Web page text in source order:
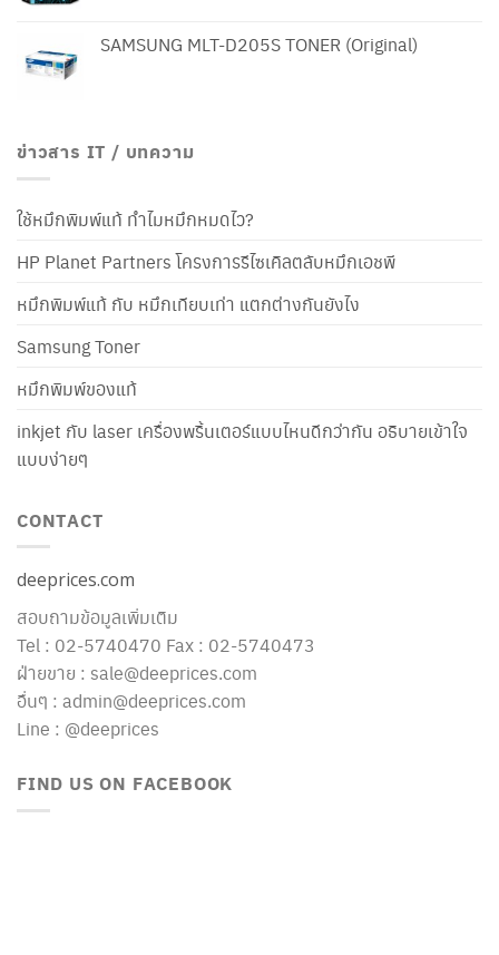
SAMSUNG MLT-D205S TONER (Original)
ข่าวสาร IT / บทความ
ใช้หมึกพิมพ์แท้ ทำไมหมึกหมดไว?
HP Planet Partners โครงการรีไซเคิลตลับหมึกเอชพี
หมึกพิมพ์แท้ กับ หมึกเทียบเท่า แตกต่างกันยังไง
Samsung Toner
หมึกพิมพ์ของแท้
inkjet กับ laser เครื่องพริ้นเตอร์แบบไหนดีกว่ากัน อธิบายเข้าใจ
แบบง่ายๆ
CONTACT
deeprices.com
สอบถามข้อมูลเพิ่มเติม
Tel : 02-5740470 Fax : 02-5740473
ฝ่ายขาย : sale@deeprices.com
อื่นๆ : admin@deeprices.com
Line : @deeprices
FIND US ON FACEBOOK